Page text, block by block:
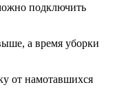
подключить
а время уборки
от намотавшихся